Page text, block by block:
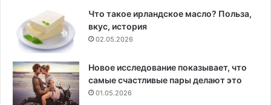
Что такое ирландское масло? Польза,
вкус, история
02.05.2026
Новое исследование показывает, что
самые счастливые пары делают это
01.05.2026